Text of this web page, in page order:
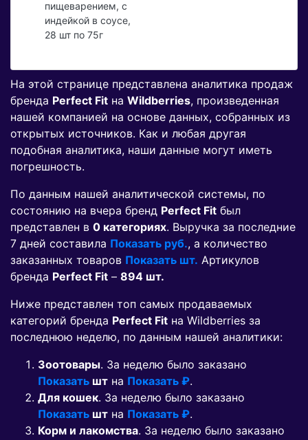
пищеварением, с
индейкой в соусе,
28 шт по 75г
На этой странице представлена аналитика продаж
бренда Perfect Fit на Wildberries, произведенная
нашей компанией на основе данных, собранных из
открытых источников. Как и любая другая
подобная аналитика, наши данные могут иметь
погрешность.
По данным нашей аналитической системы, по
состоянию на вчера бренд Perfect Fit был
представлен в 0 категориях. Выручка за последние
7 дней составила Показать руб., а количество
заказанных товаров Показать шт. Артикулов
бренда Perfect Fit – 894 шт.
Ниже представлен топ самых продаваемых
категорий бренда Perfect Fit на Wildberries за
последнюю неделю, по данным нашей аналитики:
Зоотовары. За неделю было заказано
Показать шт на Показать ₽.
Для кошек. За неделю было заказано
Показать шт на Показать ₽.
Корм и лакомства. За неделю было заказано